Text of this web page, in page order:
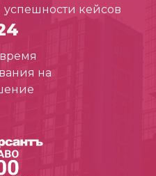
успешности кейсов
на